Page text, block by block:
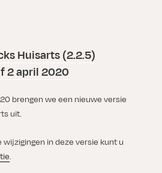
Huisarts (2.2.5)
2 april 2020
brengen we een nieuwe versie
uit.
in deze versie kunt u
.